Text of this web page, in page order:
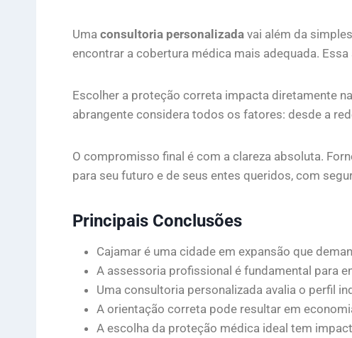
Uma consultoria personalizada vai além da
encontrar a cobertura médica mais adequada.
Escolher a proteção correta impacta diretamente
abrangente considera todos os fatores: desde a
O compromisso final é com a clareza absoluta.
para seu futuro e de seus entes queridos, com
Principais Conclusões
Cajamar é uma cidade em expansão que
A assessoria profissional é fundamental para
Uma consultoria personalizada avalia o perfil
A orientação correta pode resultar em
A escolha da proteção médica ideal tem